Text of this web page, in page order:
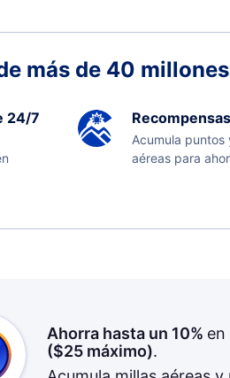
más de 40
24/7
Acumula puntos
aéreas para
Ahorra hasta un 10% en
($25máximo).